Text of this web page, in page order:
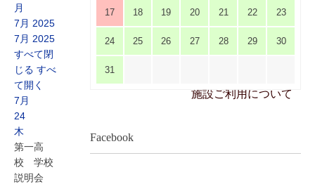
施設ご利用について
月
7月 2025
7月 2025
すべて閉
じる すべ
て開く
7月
24
木
第一高
校 学校
説明会
17 18 19 20 21 22 23
24 25 26 27 28 29 30
31
Facebook